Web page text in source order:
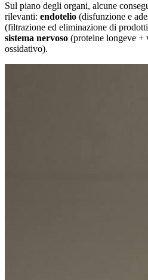
Sul piano degli organi, alcune
rilevanti: endotelio (disfunzione e
(filtrazione ed eliminazione di
sistema nervoso (proteine longeve +
ossidativo).